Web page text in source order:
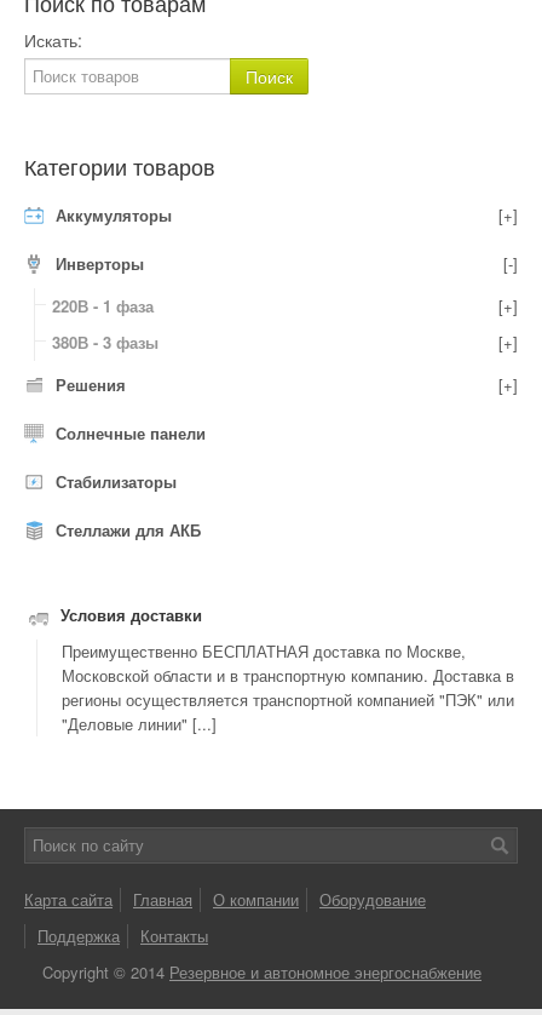
Искать:
Категории товаров
Аккумуляторы [+]
Инверторы
[-]
220В - 1 фаза
[+]
380В - 3 фазы
[+]
Решения
[+]
Солнечные панели
Стабилизаторы
Стеллажи для АКБ
Условия доставки
Преимущественно БЕСПЛАТНАЯ доставка по Москве,
Московской области и в транспортную компанию. Доставка в
регионы осуществляется транспортной компанией "ПЭК" или
"Деловые линии" [...]
Карта сайта Главная О компании
Оборудование
Поддержка
Контакты
Copyright © 2014 Резервное и автономное энергоснабжение